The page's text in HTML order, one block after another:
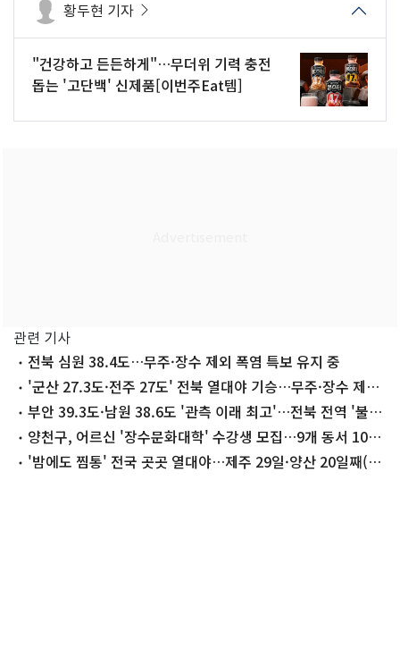
황두현 기자
"건강하고 든든하게"…무더위 기력 충전
돕는 '고단백' 신제품[이번주Eat템]
관련 기사
전북 심원 38.4도…무주·장수 제외 폭염 특보 유지 중
'군산 27.3도·전주 27도' 전북 열대야 기승…무주·장수 제외
폭염 특보
부안 39.3도·남원 38.6도 '관측 이래 최고'…전북 전역 '불가
마'양천구, 어르신 '장수문화대학' 수강생 모집…9개 동서 10주
과정'밤에도 찜통' 전국 곳곳 열대야…제주 29일·양산 20일째(종